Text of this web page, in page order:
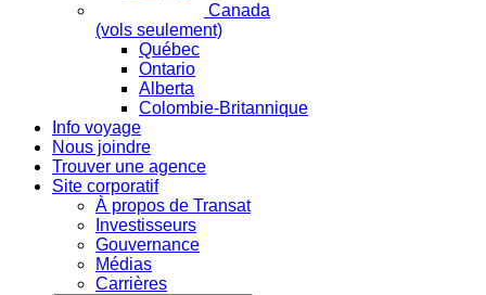
Canada
(vols seulement)
Québec
Ontario
Alberta
Colombie-Britannique
Info voyage
Nous joindre
Trouver une agence
Site corporatif
À propos de Transat
Investisseurs
Gouvernance
Médias
Carrières